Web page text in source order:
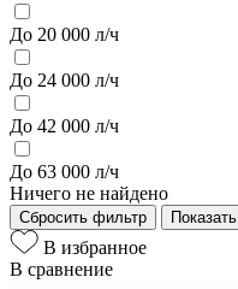
До 20 000 л/ч
До 24 000 л/ч
До 42 000 л/ч
До 63 000 л/ч
Ничего не найдено
Сбросить фильтр Показать
В избранное
В сравнение